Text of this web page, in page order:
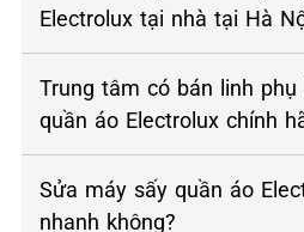
Electrolux tại nhà tại Hà
Trung tâm có bán linh
quần áo Electrolux chính
Sửa máy sấy quần áo
nhanh không?